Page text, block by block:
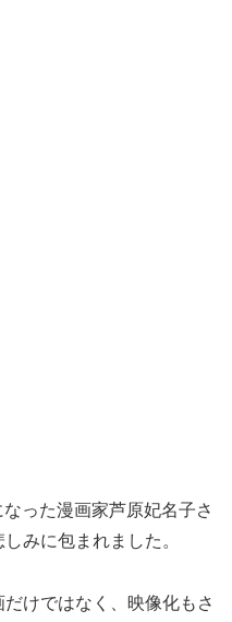
った漫画家芦原妃名子さ
みに包まれました。
けではなく、映像化もさ